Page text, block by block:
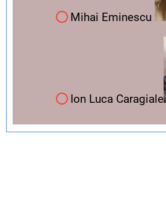
Mihai Eminescu
Ion Luca Caragiale